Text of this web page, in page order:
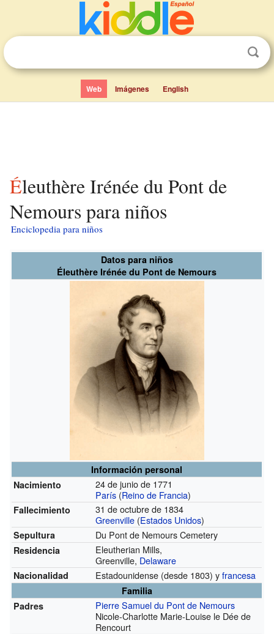
Web Imágenes English
Éleuthère Irénée du Pont de
Nemours para niños
Enciclopedia para niños
Datos para niños
Éleuthère Irénée du Pont de Nemours
Información personal
Nacimiento
24 de junio de 1771
París (Reino de Francia)
Fallecimiento
31 de octubre de 1834
Greenville (Estados Unidos)
Sepultura Du Pont de Nemours Cemetery
Residencia
Eleutherian Mills,
Greenville, Delaware
Nacionalidad Estadounidense (desde 1803) yfrancesa
Familia
Padres
Pierre Samuel du Pont de Nemours
Nicole-Charlotte Marie-Louise le Dée de
Rencourt